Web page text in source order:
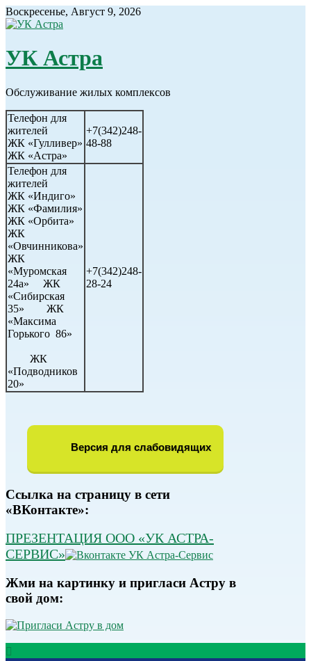
Воскресенье, Август 9, 2026
УК Астра
Обслуживание жилых комплексов
Телефон для
жителей
ЖК «Гулливер»
ЖК «Астра»
+7(342)248-
48-88
Телефон для
жителей
ЖК «Индиго»
ЖК «Фамилия»
ЖК «Орбита»
ЖК
«Овчинникова»
ЖК
«Муромская
24а» ЖК
«Сибирская
35» ЖК
«Максима
Горького 86»
ЖК
«Подводников
20»
+7(342)248-
28-24
Версия для слабовидящих
Ссылка на страницу в сети
«ВКонтакте»:
ПРЕЗЕНТАЦИЯ ООО «УК АСТРА-
СЕРВИС»
Жми на картинку и пригласи Астру в
свой дом: